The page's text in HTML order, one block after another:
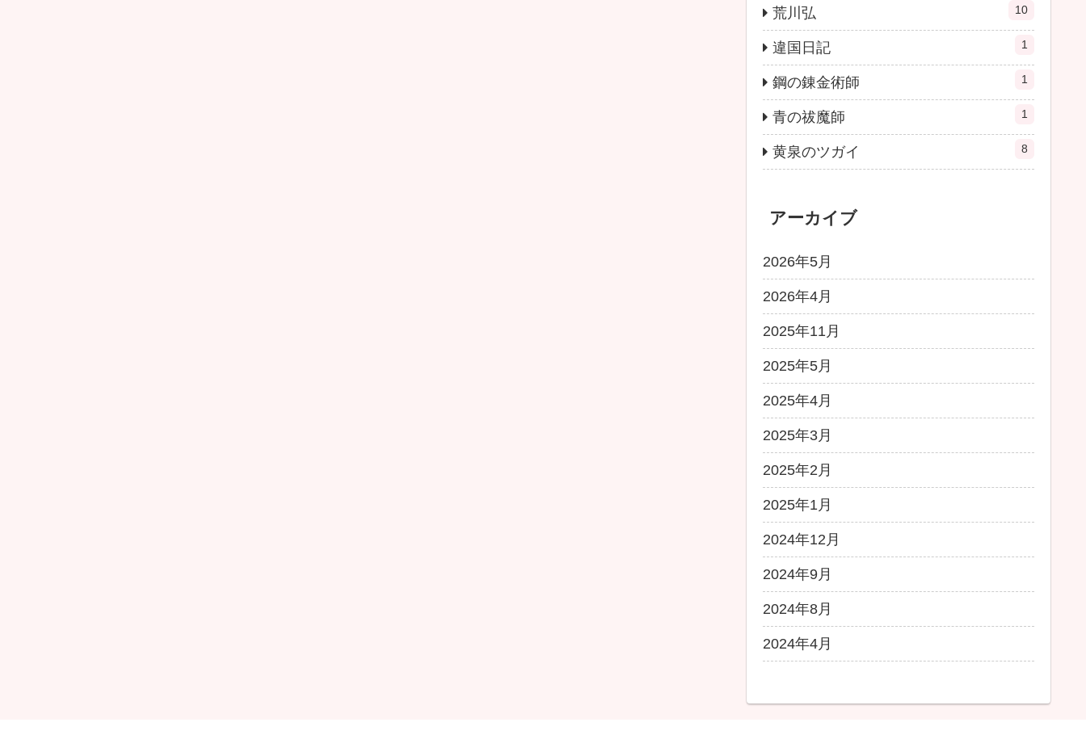
荒川弘 10
違国日記 1
鋼の錬金術師 1
青の祓魔師 1
黄泉のツガイ 8
アーカイブ
2026年5月
2026年4月
2025年11月
2025年5月
2025年4月
2025年3月
2025年2月
2025年1月
2024年12月
2024年9月
2024年8月
2024年4月